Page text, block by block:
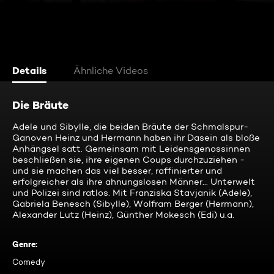
Details Ähnliche Videos
Die Bräute
Adele und Sibylle, die beiden Bräute der Schmalspur-
Ganoven Heinz und Hermann haben ihr Dasein als bloße
Anhängsel satt. Gemeinsam mit Leidensgenossinnen
beschließen sie, ihre eigenen Coups durchzuziehen -
und sie machen das viel besser, raffinierter und
erfolgreicher als ihre ahnungslosen Männer... Unterwelt
und Polizei sind ratlos. Mit Franziska Stavjanik (Adele),
Gabriela Benesch (Sibylle), Wolfram Berger (Hermann),
Alexander Lutz (Heinz), Günther Mokesch (Edi) u.a.
Genre:
Comedy